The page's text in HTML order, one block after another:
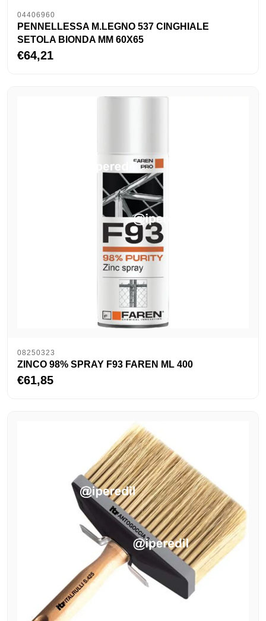
04406960
PENNELLESSA M.LEGNO 537 CINGHIALE
SETOLA BIONDA MM 60X65
€64,21
08250323
ZINCO 98% SPRAY F93 FAREN ML 400
€61,85